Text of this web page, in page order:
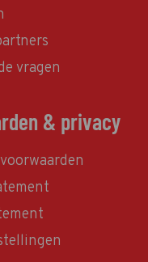
vragen
& privacy